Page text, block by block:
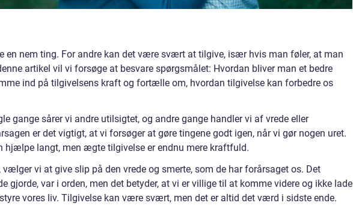
en nem ting. For andre kan det være svært at tilgive, især hvis man føler, at man
artikel vil vi forsøge at besvare spørgsmålet: Hvordan bliver man et bedre
ind på tilgivelsens kraft og fortælle om, hvordan tilgivelse kan forbedre os
gange sårer vi andre utilsigtet, og andre gange handler vi af vrede eller
er det vigtigt, at vi forsøger at gøre tingene godt igen, når vi gør nogen uret.
hjælpe langt, men ægte tilgivelse er endnu mere kraftfuld.
vælger vi at give slip på den vrede og smerte, som de har forårsaget os. Det
gjorde, var i orden, men det betyder, at vi er villige til at komme videre og ikke lade
vores liv. Tilgivelse kan være svært, men det er altid det værd i sidste ende.